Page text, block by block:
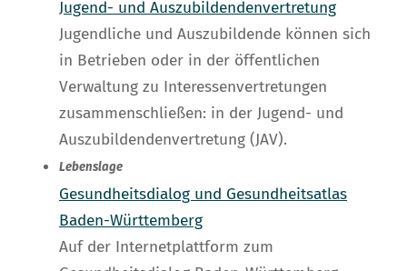
Jugend- und Auszubildendenvertretung
Jugendliche und Auszubildende können sich
in Betrieben oder in der öffentlichen
Verwaltung zu Interessenvertretungen
zusammenschließen: in der Jugend- und
Auszubildendenvertretung (JAV).
Lebenslage
Gesundheitsdialog und Gesundheitsatlas
Baden-Württemberg
Auf der Internetplattform zum